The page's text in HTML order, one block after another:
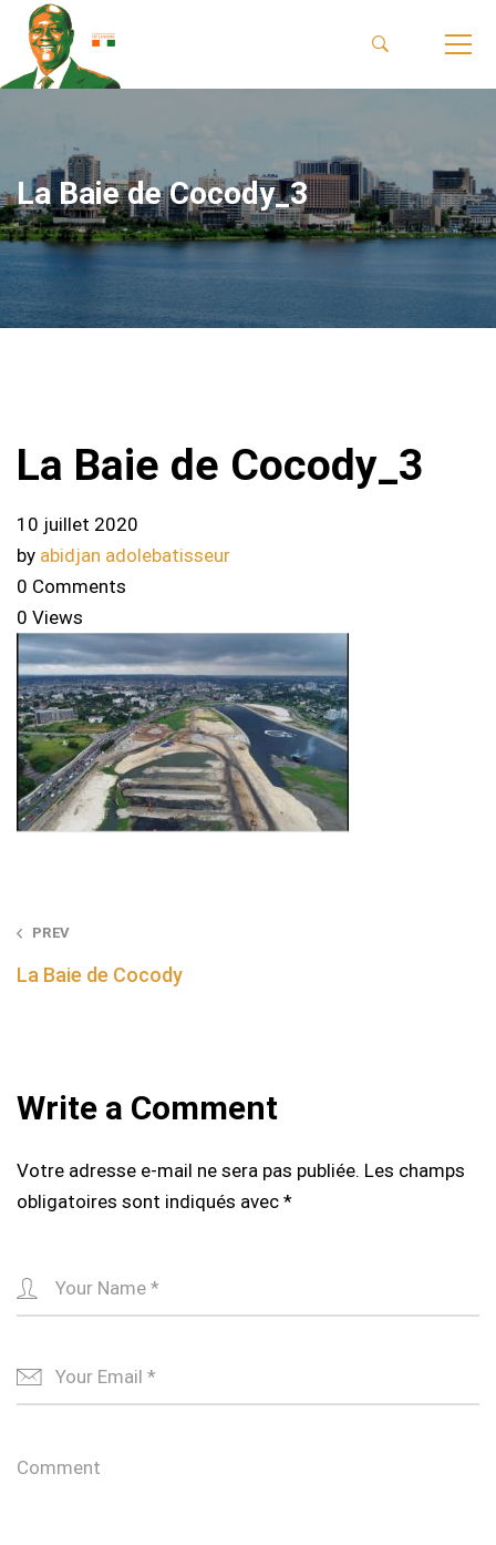
La Baie de Cocody_3
La Baie de Cocody_3
10 juillet 2020
by abidjan adolebatisseur
0 Comments
0 Views
Post
navigation
PREV
La Baie de Cocody
Write a Comment
Votre adresse e-mail ne sera pas publiée. Les champs
obligatoires sont indiqués avec *